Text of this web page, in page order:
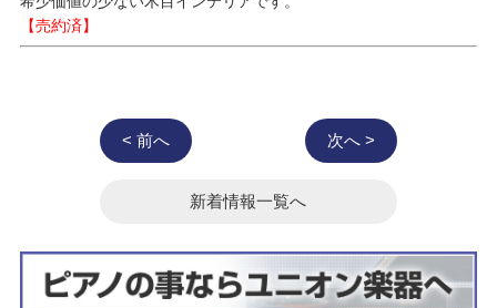
【売約済】
< 前へ 次へ >
新着情報一覧へ